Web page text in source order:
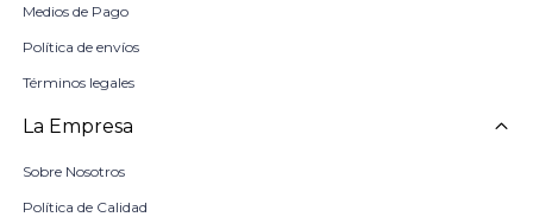
Medios de Pago
Política de envíos
Términos legales
La Empresa
Sobre Nosotros
Política de Calidad